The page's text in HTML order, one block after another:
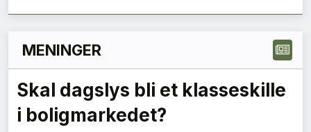
MENINGER
Grønne anskaffelser må gi
forutsigbare krav – en